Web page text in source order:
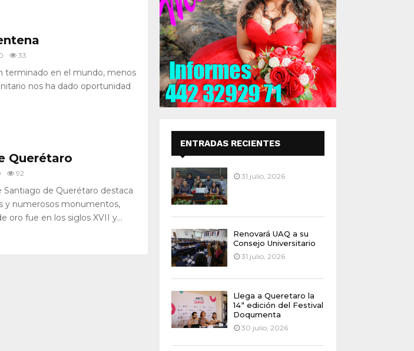
33
terminado en el mundo, menos
nos ha dado oportunidad
Querétaro
92
Santiago de Querétaro destaca
y numerosos monumentos,
oro fue en los siglos XVII y...
ENTRADAS RECIENTES
31 julio, 2026
Renovará UAQ a su
Consejo Universitario
31 julio, 2026
Llega a Queretaro la
14ª edición del Festival
Doqumenta
30 julio, 2026